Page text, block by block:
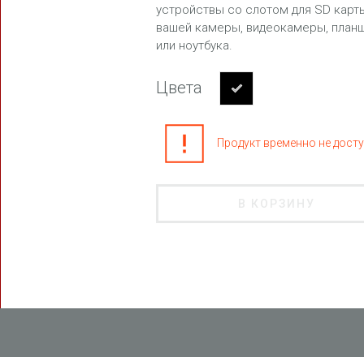
устройствы со слотом для SD
вашей камеры, видеокамеры,
или ноутбука.
Цвета
Продукт временно не